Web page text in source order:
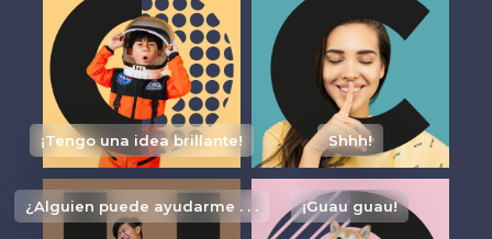
¡Tengo una idea brillante! Shhh!
¡Guau guau!
¿Alguien puede ayudarme . . .